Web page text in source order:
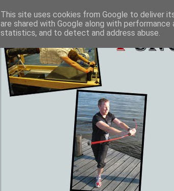
This site uses cookies from Google to deliver
are shared with Google along with
statistics, and to detect and address abuse.